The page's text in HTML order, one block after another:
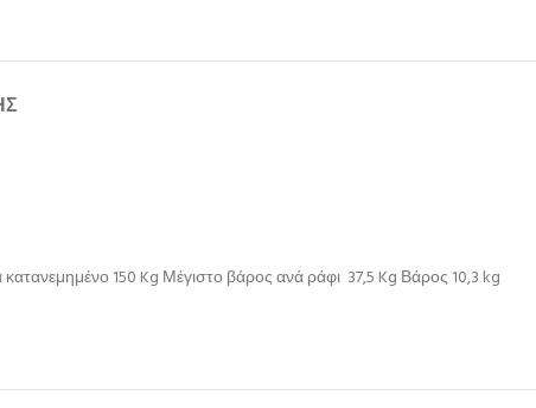
150 Kg Μέγιστο βάρος ανά ράφι 37,5 Kg Βάρος 10,3 kg